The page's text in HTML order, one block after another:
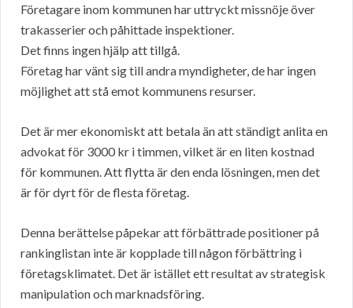
Företagare inom kommunen har uttryckt missnöje över
trakasserier och påhittade inspektioner.
Det finns ingen hjälp att tillgå.
Företag har vänt sig till andra myndigheter, de har ingen
möjlighet att stå emot kommunens resurser.
Det är mer ekonomiskt att betala än att ständigt anlita en
advokat för 3000 kr i timmen, vilket är en liten kostnad
för kommunen. Att flytta är den enda lösningen, men det
är för dyrt för de flesta företag.
Denna berättelse påpekar att förbättrade positioner på
rankinglistan inte är kopplade till någon förbättring i
företagsklimatet. Det är istället ett resultat av strategisk
manipulation och marknadsföring.